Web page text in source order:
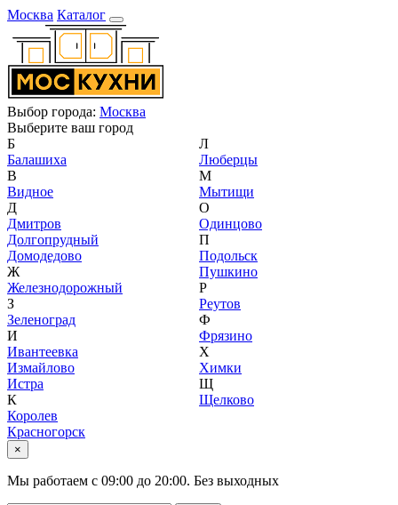
Москва Каталог
Выбор города: Москва
Выберите ваш город
Б
Балашиха
В
Видное
Д
Дмитров
Долгопрудный
Домодедово
Ж
Железнодорожный
З
Зеленоград
И
Ивантеевка
Измайлово
Истра
К
Королев
Красногорск
Л
Люберцы
М
Мытищи
О
Одинцово
П
Подольск
Пушкино
Р
Реутов
Ф
Фрязино
Х
Химки
Щ
Щелково
×
Мы работаем с 09:00 до 20:00. Без выходных